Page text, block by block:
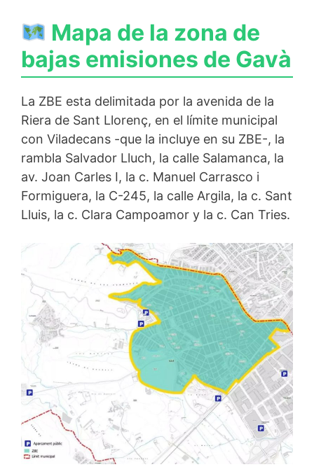
Mapa de la zona de
bajas emisiones de Gavà
La ZBE esta delimitada por la avenida de la
Riera de Sant Llorenç, en el límite municipal
con Viladecans -que la incluye en su ZBE-, la
rambla Salvador Lluch, la calle Salamanca, la
av. Joan Carles I, la c. Manuel Carrasco i
Formiguera, la C-245, la calle Argila, la c. Sant
Lluis, la c. Clara Campoamor y la c. Can Tries.